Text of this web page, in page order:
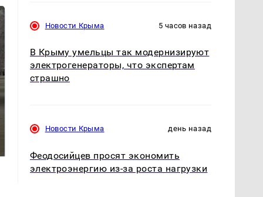
Как выглядит место
крушение вертолета на
готовую еду из
Новости Крыма 5 часов назад
В Крыму умельцы так модернизируют
электрогенераторы, что экспертам
страшно
Новости Крыма день назад
Феодосийцев просят экономить
электроэнергию из-за роста нагрузки